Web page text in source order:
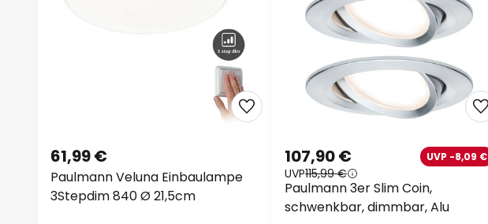
Paulmann Veluna Einbaulampe
3Stepdim 840 Ø 21,5cm
61,99 €
Paulmann 3er Slim Coin,
schwenkbar, dimmbar, Alu
107,90 € UVP -8,09 €
UVP115,99 €